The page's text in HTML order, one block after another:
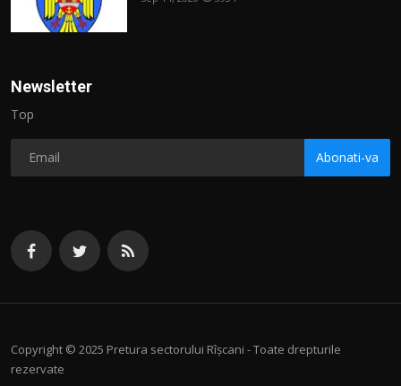
Newsletter
Top
Abonati-va
Copyright © 2025 Pretura sectorului Rîșcani - Toate drepturile
rezervate